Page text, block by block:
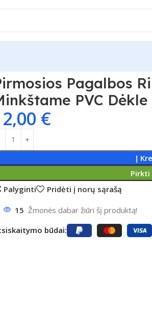
Pagalbos
PVC Dėkle
€
Į
Pirkti
Palyginti
Pridėti į norų sąrašą
15 Žmonės dabar žiūri šį produktą!
būdai: